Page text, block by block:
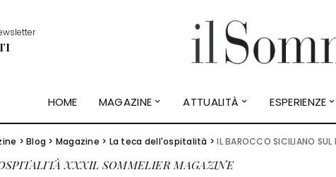
HOME MAGAZINE ATTUALITÀ ESPERIENZE
>Blog > Magazine > La teca dell'ospitalità >IL BAROCCO SICILIANO SUL MARE, TRA UN ORTO BIOLOGICO E
XXXIL SOMMELIER MAGAZINE